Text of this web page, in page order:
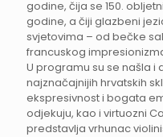
godine, čija se 150.
godine, a čiji glazbeni
svjetovima – od bečke
francuskog
U programu su se našla i
najznačajnijih hrvatskih
ekspresivnost i bogata
odjekuju, kao i virtuozni
predstavlja vrhunac